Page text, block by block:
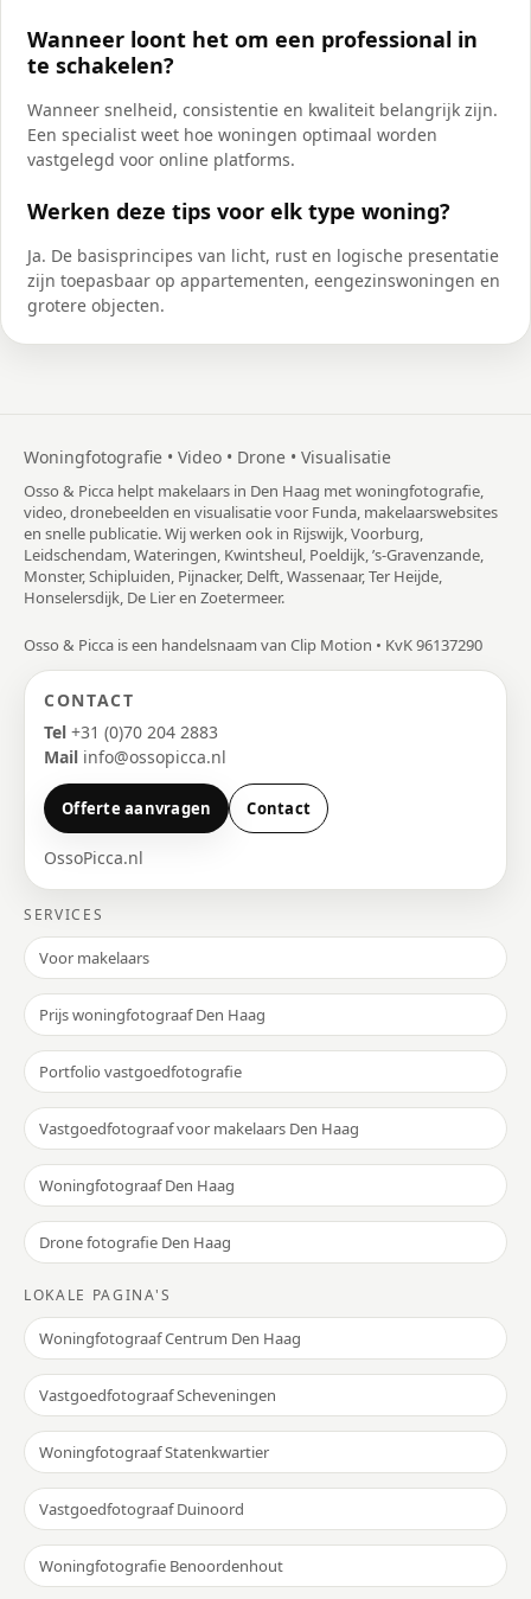
Wanneer loont het om een professional in
te schakelen?
Wanneer snelheid, consistentie en kwaliteit belangrijk zijn.
Een specialist weet hoe woningen optimaal worden
vastgelegd voor online platforms.
Werken deze tips voor elk type woning?
Ja. De basisprincipes van licht, rust en logische presentatie
zijn toepasbaar op appartementen, eengezinswoningen en
grotere objecten.
Woningfotografie • Video • Drone • Visualisatie
Osso & Picca helpt makelaars in Den Haag met woningfotografie,
video, dronebeelden en visualisatie voor Funda, makelaarswebsites
en snelle publicatie. Wij werken ook in Rijswijk, Voorburg,
Leidschendam, Wateringen, Kwintsheul, Poeldijk, ’s-Gravenzande,
Monster, Schipluiden, Pijnacker, Delft, Wassenaar, Ter Heijde,
Honselersdijk, De Lier en Zoetermeer.
Osso & Picca is een handelsnaam van Clip Motion • KvK 96137290
CONTACT
Tel +31 (0)70 204 2883
Mail info@ossopicca.nl
Offerte aanvragen Contact
OssoPicca.nl
SERVICES
Voor makelaars
Prijs woningfotograaf Den Haag
Portfolio vastgoedfotografie
Vastgoedfotograaf voor makelaars Den Haag
Woningfotograaf Den Haag
Drone fotografie Den Haag
LOKALE PAGINA'S
Woningfotograaf Centrum Den Haag
Vastgoedfotograaf Scheveningen
Woningfotograaf Statenkwartier
Vastgoedfotograaf Duinoord
Woningfotografie Benoordenhout